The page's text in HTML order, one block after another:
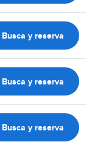
Busca y reserva
Busca y reserva
Busca y reserva